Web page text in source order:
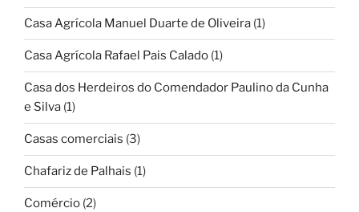
Casa Agrícola Manuel Duarte de Oliveira (1)
Casa Agrícola Rafael Pais Calado (1)
Casa dos Herdeiros do Comendador Paulino da Cunha
e Silva (1)
Casas comerciais (3)
Chafariz de Palhais (1)
Comércio (2)